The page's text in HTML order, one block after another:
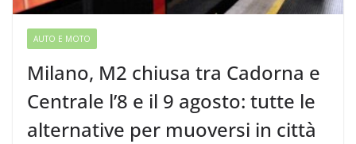
AUTO E MOTO
Milano, M2 chiusa tra Cadorna e
Centrale l’8 e il 9 agosto: tutte le
alternative per muoversi in città